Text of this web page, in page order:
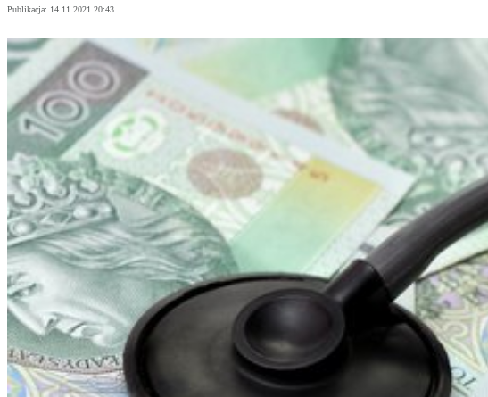
Publikacja: 14.11.2021 20:43